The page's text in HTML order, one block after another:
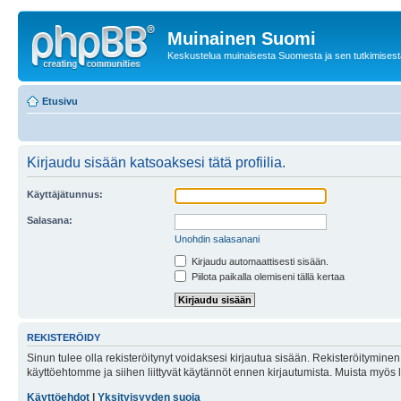
Muinainen Suomi
Keskustelua muinaisesta Suomesta ja sen
Etusivu
Kirjaudu sisään katsoaksesi tätä profiilia.
Käyttäjätunnus:
Salasana:
Unohdin salasanani
Kirjaudu automaattisesti sisään.
Piilota paikalla olemiseni tällä kertaa
REKISTERÖIDY
Sinun tulee olla rekisteröitynyt voidaksesi kirjautua sisään.
käyttöehtomme ja siihen liittyvät käytännöt ennen kirjautumista. Muista
Käyttöehdot
Yksityisyyden suoja